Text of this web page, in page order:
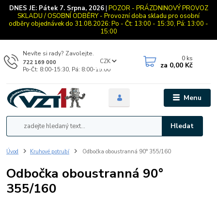
DNES JE: Pátek 7. Srpna, 2026| POZOR - PRÁZDNINOVÝ PROVOZ
SKLADU / OSOBNÍ ODBĚRY - Provozní doba skladu pro osobní
odběry objednávek do 31.08.2026: Po - Čt: 13:00 - 15:30, Pá: 13:00 -
15:00
Menu
CZK
Hledat
Nevíte si rady? Zavolejte.
722 169 000
Po-Čt: 8:00-15:30, Pá: 8:00-15:00
0 ks
za 0,00 Kč
Úvod Kruhové potrubí Odbočka oboustranná 90° 355/160
Odbočka oboustranná 90°
355/160